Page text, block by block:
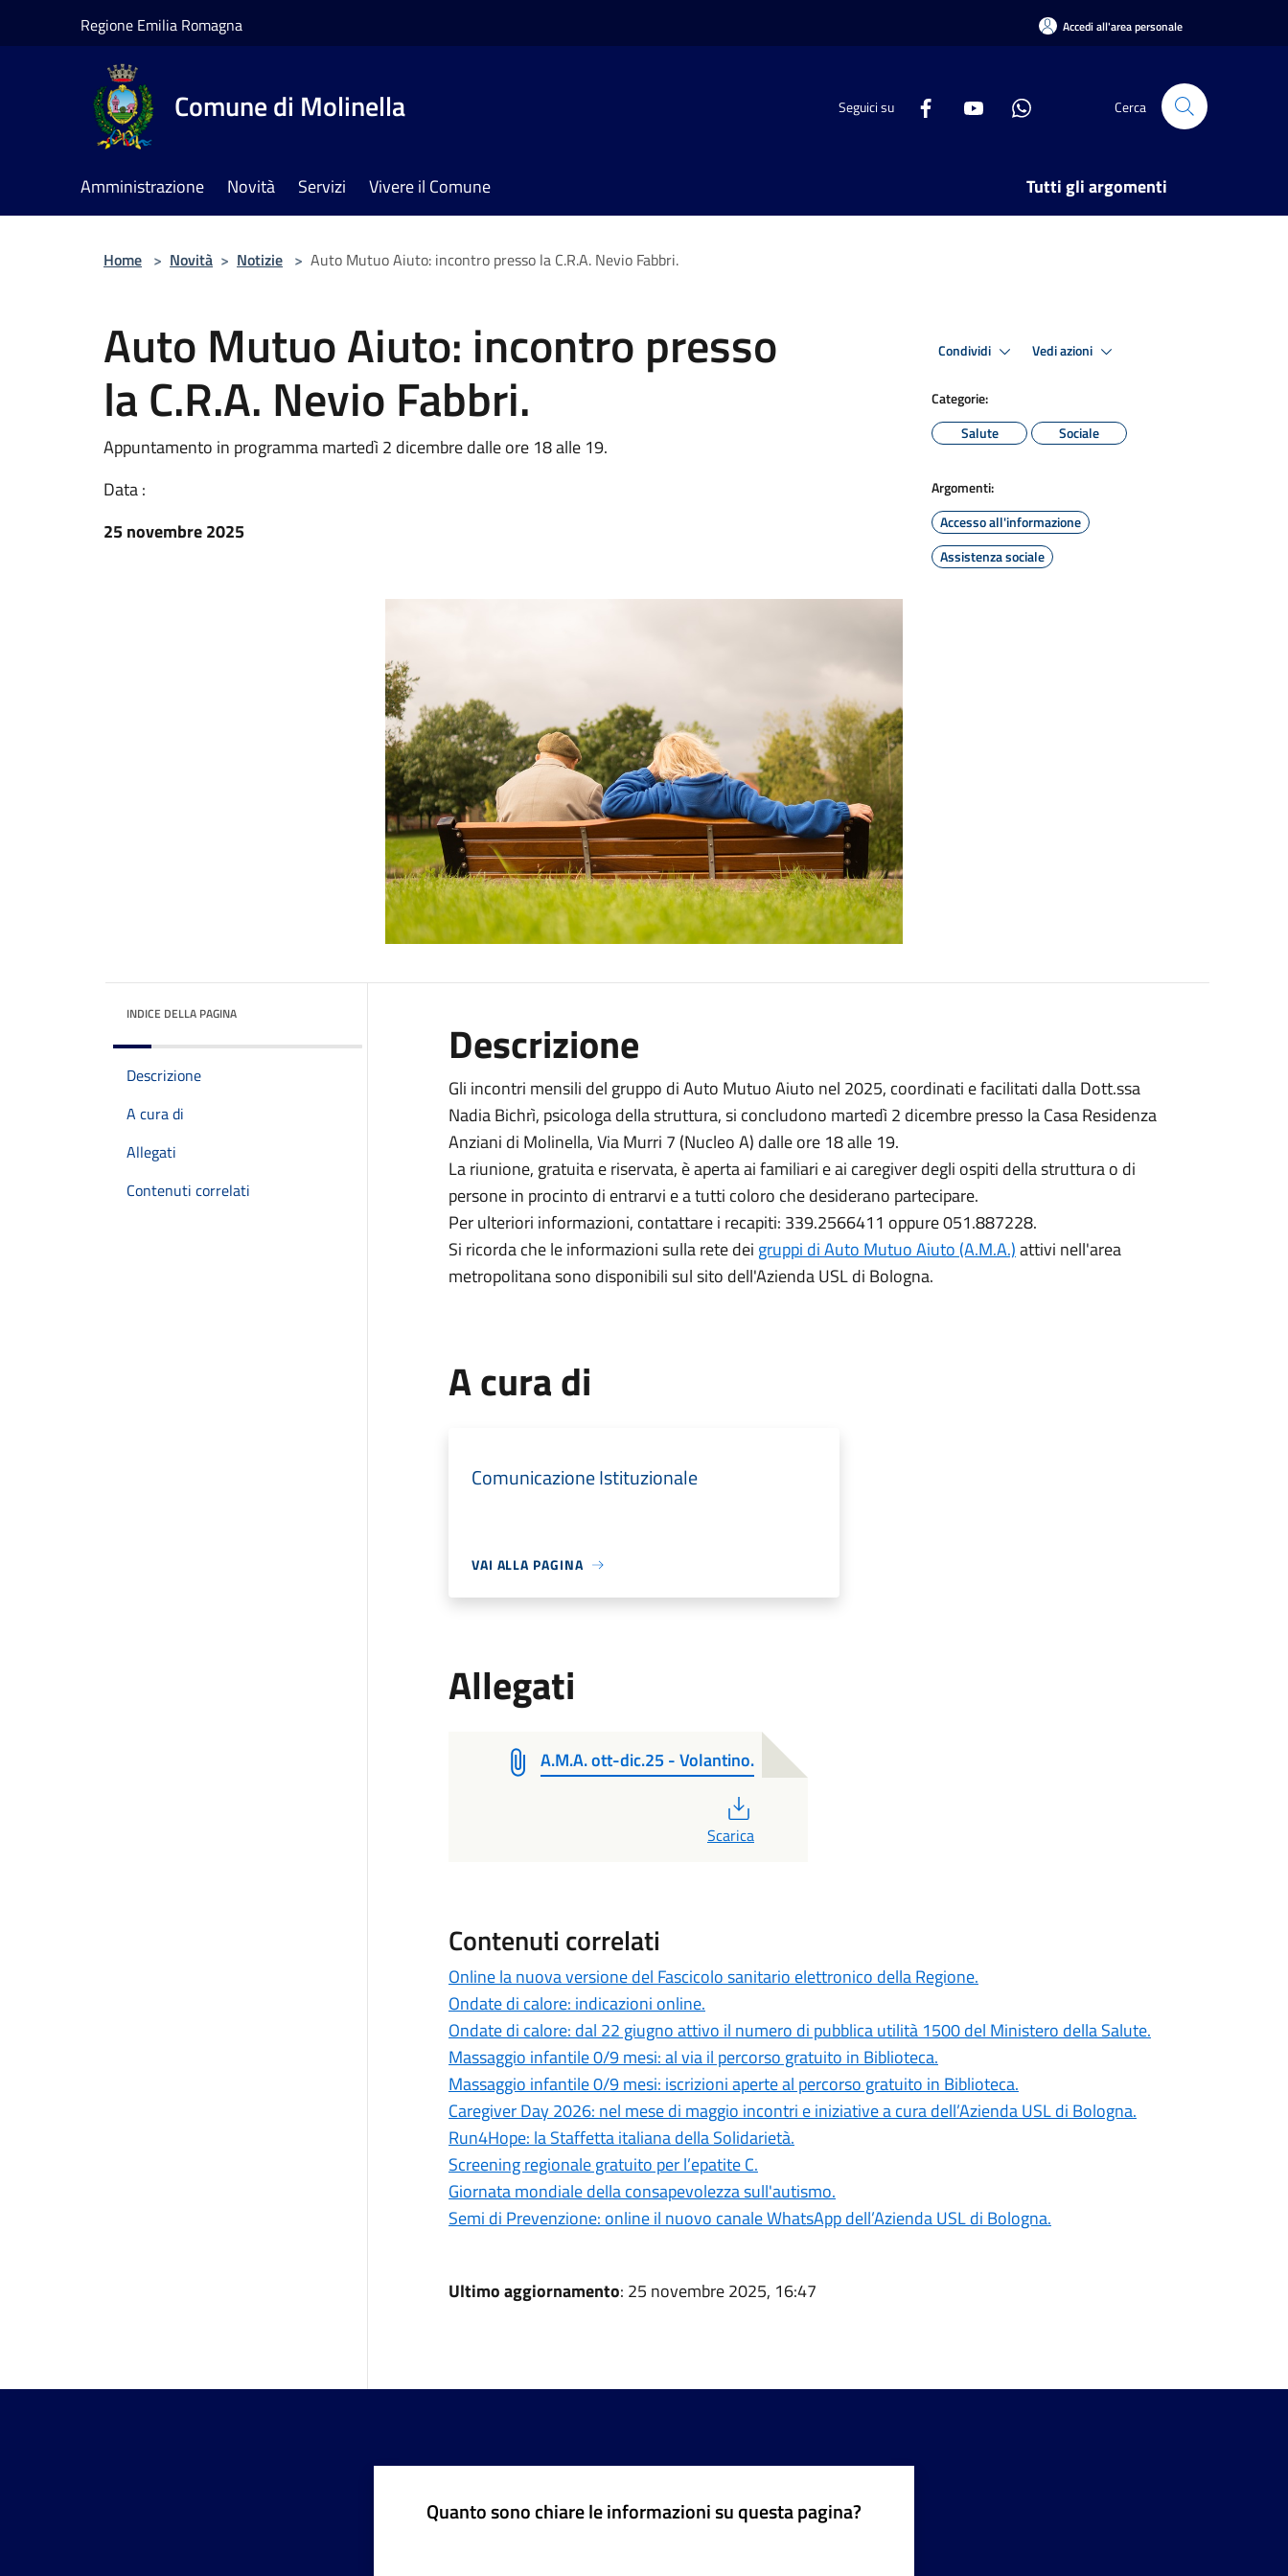
Regione Emilia Romagna Accedi all'area personale
Comune di Molinella Seguici su Cerca
Amministrazione Novità Servizi Vivere il Comune Tutti gli argomenti
Home > Novità > Notizie > Auto Mutuo Aiuto: incontro presso la C.R.A. Nevio Fabbri.
Auto Mutuo Aiuto: incontro presso
la C.R.A. Nevio Fabbri.
Appuntamento in programma martedì 2 dicembre dalle ore 18 alle 19.
Data :
25 novembre 2025
Condividi Vedi azioni
Categorie:
Salute
Sociale
Argomenti:
Accesso all'informazione
Assistenza sociale
INDICE DELLA PAGINA
Descrizione
A cura di
Allegati
Contenuti correlati
Descrizione
Gli incontri mensili del gruppo di Auto Mutuo Aiuto nel 2025, coordinati e facilitati dalla Dott.ssa
Nadia Bichrì, psicologa della struttura, si concludono martedì 2 dicembre presso la Casa Residenza
Anziani di Molinella, Via Murri 7 (Nucleo A) dalle ore 18 alle 19.
La riunione, gratuita e riservata, è aperta ai familiari e ai caregiver degli ospiti della struttura o di
persone in procinto di entrarvi e a tutti coloro che desiderano partecipare.
Per ulteriori informazioni, contattare i recapiti: 339.2566411 oppure 051.887228.
Si ricorda che le informazioni sulla rete dei gruppi di Auto Mutuo Aiuto (A.M.A.)attivi nell'area
metropolitana sono disponibili sul sito dell'Azienda USL di Bologna.
A cura di
Comunicazione Istituzionale
VAI ALLA PAGINA
Allegati
A.M.A. ott-dic.25 - Volantino.
Scarica
Contenuti correlati
Online la nuova versione del Fascicolo sanitario elettronico della Regione.
Ondate di calore: indicazioni online.
Ondate di calore: dal 22 giugno attivo il numero di pubblica utilità 1500 del Ministero della Salute.
Massaggio infantile 0/9 mesi: al via il percorso gratuito in Biblioteca.
Massaggio infantile 0/9 mesi: iscrizioni aperte al percorso gratuito in Biblioteca.
Caregiver Day 2026: nel mese di maggio incontri e iniziative a cura dell’Azienda USL di Bologna.
Run4Hope: la Staffetta italiana della Solidarietà.
Screening regionale gratuito per l’epatite C.
Giornata mondiale della consapevolezza sull'autismo.
Semi di Prevenzione: online il nuovo canale WhatsApp dell’Azienda USL di Bologna.
Ultimo aggiornamento: 25 novembre 2025, 16:47
Quanto sono chiare le informazioni su questa pagina?